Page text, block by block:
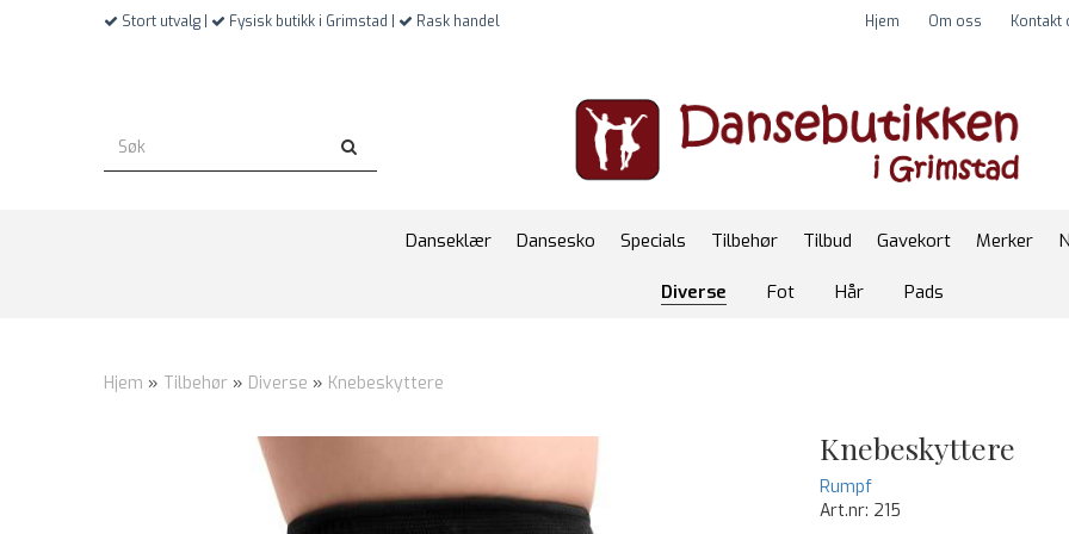
Stort utvalg | Fysisk butikk i Grimstad | Rask handel Hjem Om oss Kontakt
Danseklær Dansesko Specials Tilbehør Tilbud Gavekort Merker
Diverse Fot Hår Pads
Hjem » Tilbehør » Diverse » Knebeskyttere
Knebeskyttere
Rumpf
Art.nr: 215